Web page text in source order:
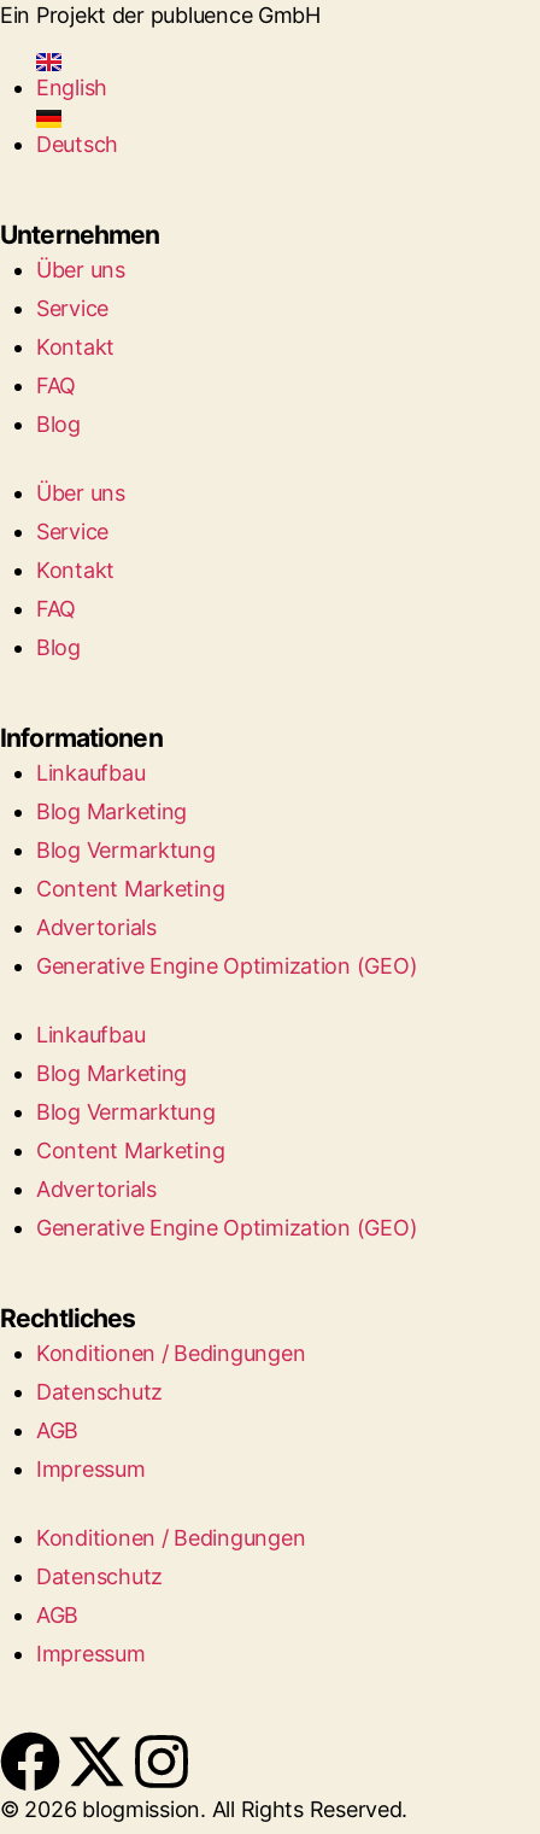
Ein Projekt der publuence GmbH
English
Deutsch
Unternehmen
Über uns
Service
Kontakt
FAQ
Blog
Über uns
Service
Kontakt
FAQ
Blog
Informationen
Linkaufbau
Blog Marketing
Blog Vermarktung
Content Marketing
Advertorials
Generative Engine Optimization (GEO)
Linkaufbau
Blog Marketing
Blog Vermarktung
Content Marketing
Advertorials
Generative Engine Optimization (GEO)
Rechtliches
Konditionen / Bedingungen
Datenschutz
AGB
Impressum
Konditionen / Bedingungen
Datenschutz
AGB
Impressum
© 2026 blogmission. All Rights Reserved.